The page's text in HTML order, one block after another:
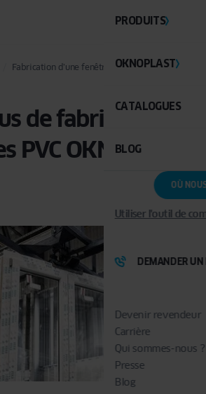
PRODUITS
OKNOPLAST
CATALOGUES
BLOG
OÙ
Utiliser l'outil de
DEMANDER UN
Devenir revendeur
Carrière
Qui sommes-nous ?
Presse
Blog
Fabrication d’une fenêtre PVC
de fabrication
PVC OKNOPLAST